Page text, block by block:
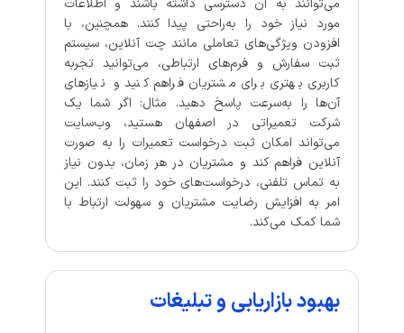
می‌توانند به آن دسترسی داشته باشند و اطلاعات
مورد نیاز خود را به‌راحتی پیدا کنند. همچنین، با
افزودن ویژگی‌های تعاملی مانند چت آنلاین، سیستم
ثبت سفارش و فرم‌های ارتباطی، می‌توانید تجربه
کاربری بهتری برای مشتریان فراهم کنید و نیازهای
آن‌ها را به‌سرعت پاسخ دهید. مثال: اگر شما یک
شرکت تعمیراتی در اصفهان هستید، وب‌سایت
می‌تواند امکان ثبت درخواست تعمیرات را به صورت
آنلاین فراهم کند و مشتریان در هر زمان، بدون نیاز
به تماس تلفنی، درخواست‌های خود را ثبت کنند. این
امر به افزایش رضایت مشتریان و سهولت ارتباط با
شما کمک می‌کند.
بهبود بازاریابی و تبلیغات